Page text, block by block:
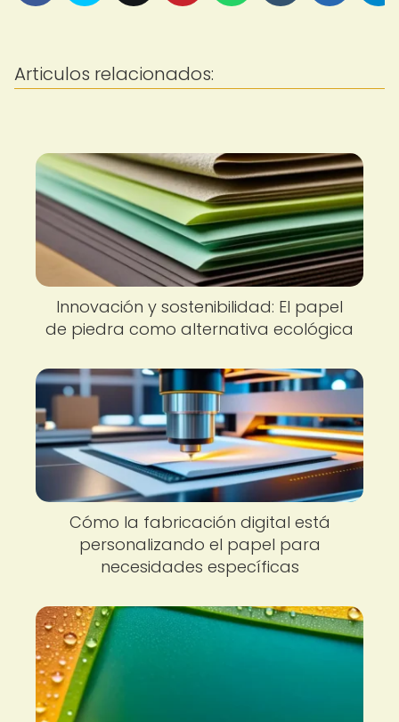
Articulos relacionados:
Innovación y sostenibilidad: El papel
de piedra como alternativa ecológica
Cómo la fabricación digital está
personalizando el papel para
necesidades específicas